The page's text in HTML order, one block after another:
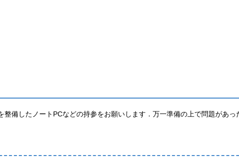
整備したノートPCなどの持参をお願いします．万一準備の上で問題があ